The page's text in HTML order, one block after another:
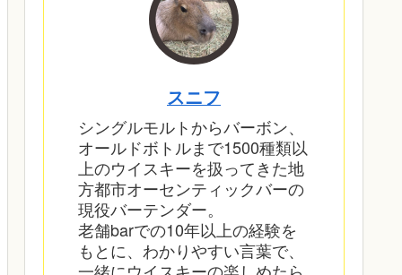
スニフ
シングルモルトからバーボン、
オールドボトルまで1500種類以
上のウイスキーを扱ってきた地
方都市オーセンティックバーの
現役バーテンダー。
老舗barでの10年以上の経験を
もとに、わかりやすい言葉で、